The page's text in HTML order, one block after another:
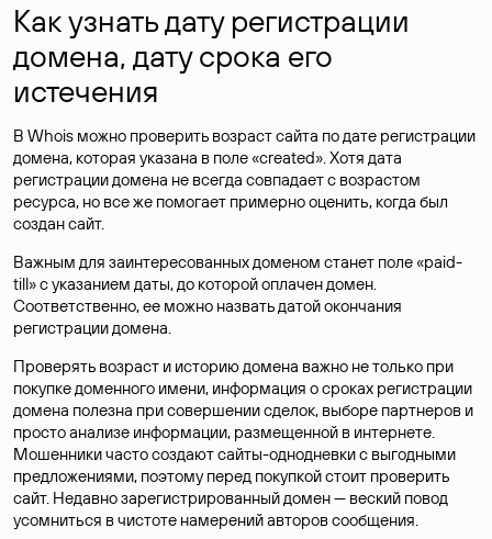
Как узнать дату регистрации
домена, дату срока его
истечения
В Whois можно проверить возраст сайта по дате регистрации
домена, которая указана в поле «created». Хотя дата
регистрации домена не всегда совпадает с возрастом
ресурса, но все же помогает примерно оценить, когда был
создан сайт.
Важным для заинтересованных доменом станет поле «paid-
till» с указанием даты, до которой оплачен домен.
Соответственно, ее можно назвать датой окончания
регистрации домена.
Проверять возраст и историю домена важно не только при
покупке доменного имени, информация о сроках регистрации
домена полезна при совершении сделок, выборе партнеров и
просто анализе информации, размещенной в интернете.
Мошенники часто создают сайты-однодневки с выгодными
предложениями, поэтому перед покупкой стоит проверить
сайт. Недавно зарегистрированный домен — веский повод
усомниться в чистоте намерений авторов сообщения.